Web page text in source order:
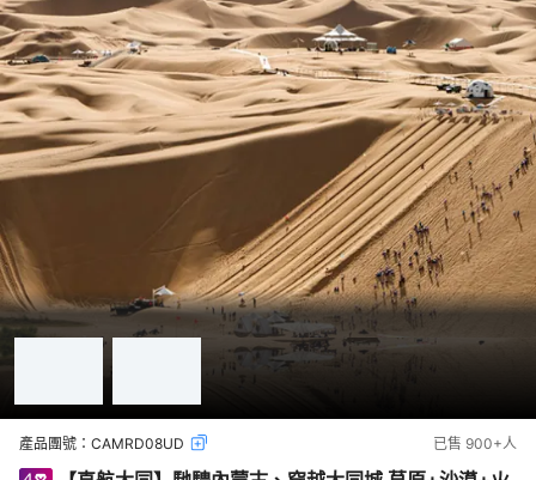
產品團號： CAMRD08UD 已售 900+人